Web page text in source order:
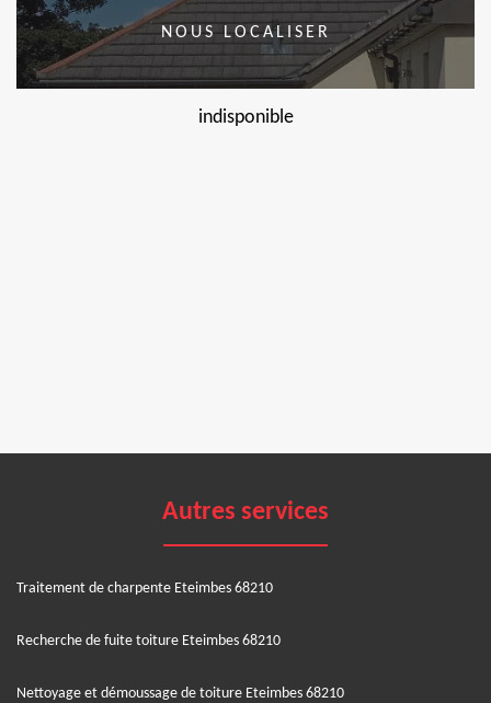
NOUS LOCALISER
indisponible
Autres services
Traitement de charpente Eteimbes 68210
Recherche de fuite toiture Eteimbes 68210
Nettoyage et démoussage de toiture Eteimbes 68210